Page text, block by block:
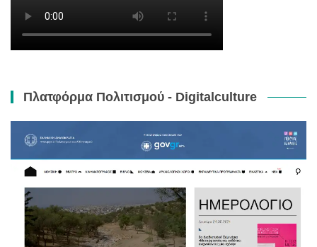
Πλατφόρμα Πολιτισμού - Digitalculture